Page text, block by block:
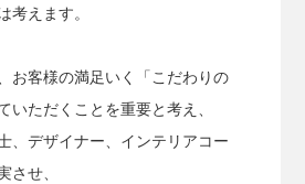
考えます。
お客様の満足いく「こだわりの
いただくことを重要と考え、
、デザイナー、インテリアコー
させ、